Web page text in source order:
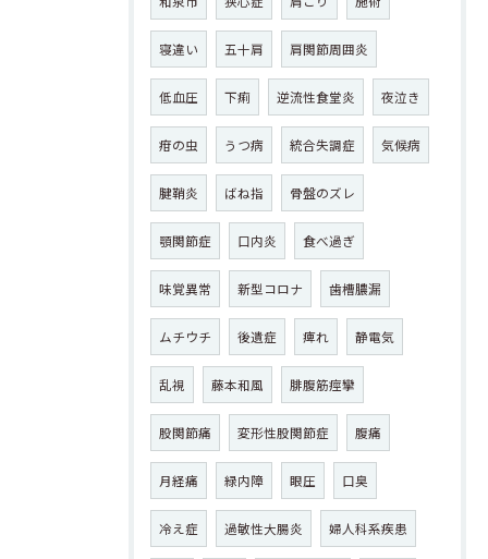
寝違い 五十肩 肩関節周囲炎
低血圧 下痢 逆流性食堂炎 夜泣き
疳の虫 うつ病 統合失調症 気候病
腱鞘炎 ばね指 骨盤のズレ
顎関節症 口内炎 食べ過ぎ
味覚異常 新型コロナ 歯槽膿漏
ムチウチ 後遺症 痺れ 静電気
乱視 藤本和風 腓腹筋痙攣
股関節痛 変形性股関節症 腹痛
月経痛 緑内障 眼圧 口臭
冷え症 過敏性大腸炎 婦人科系疾患